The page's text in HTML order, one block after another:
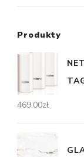
Produkty
469,00zł